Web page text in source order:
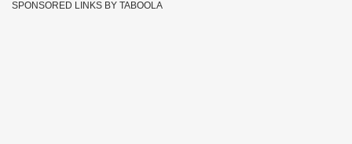
SPONSORED LINKS BY TABOOLA